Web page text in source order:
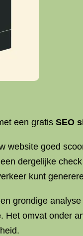
een gratis SEO
website goed
dergelijke
kunt
grondige
. Het omvat onder